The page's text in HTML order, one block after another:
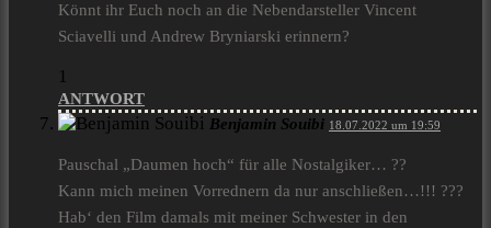
Könnt ihr Euch noch an die Nebendarsteller Vincent
Sciavelli und Andrew Bryniarski erinnern?
1
ANTWORT
Benjamin Souibi 18.07.2022 um 19:59
Pauschal „Daumen hoch“ für alle Nostalgiker… ??
Kann mich meinen Vorrednern da nur anschließen…!!! ???
Hab‘ den Film damals mit meiner Schwester in den